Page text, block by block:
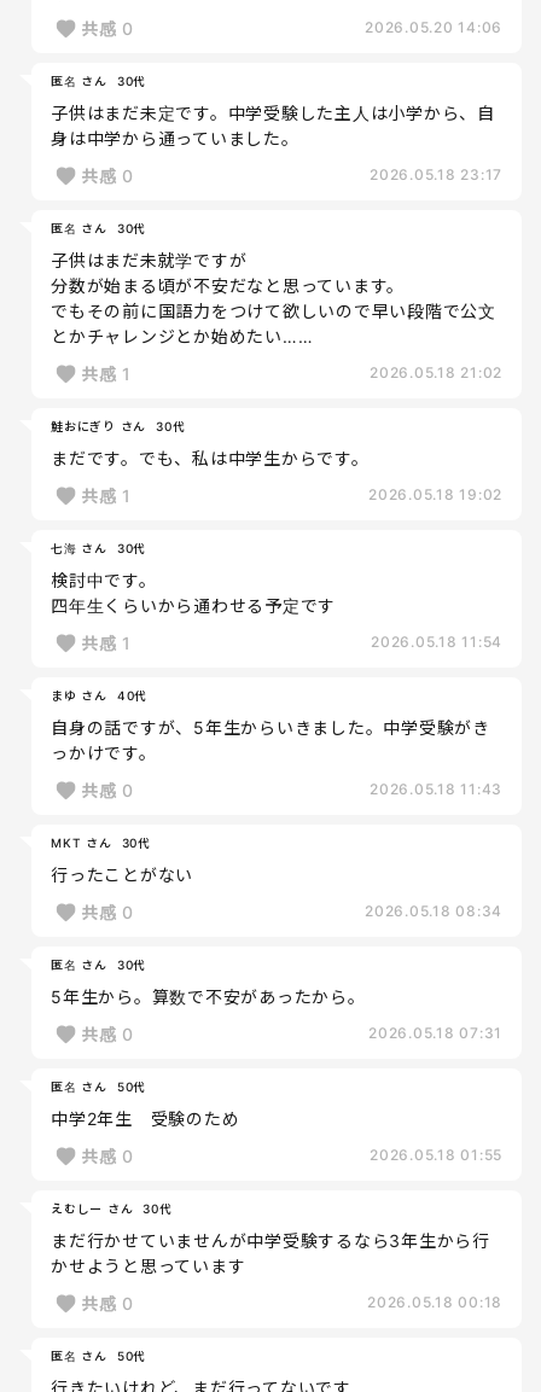
共感 0 2026.05.20 14:06
匿名 さん 30代
子供はまだ未定です。中学受験した主人は小学から、自
身は中学から通っていました。
共感 0 2026.05.18 23:17
匿名 さん 30代
子供はまだ未就学ですが
分数が始まる頃が不安だなと思っています。
でもその前に国語力をつけて欲しいので早い段階で公文
とかチャレンジとか始めたい……
共感 1 2026.05.18 21:02
鮭おにぎり さん 30代
まだです。でも、私は中学生からです。
共感 1 2026.05.18 19:02
七海 さん 30代
検討中です。
四年生くらいから通わせる予定です
共感 1 2026.05.18 11:54
まゆ さん 40代
自身の話ですが、5年生からいきました。中学受験がき
っかけです。
共感 0 2026.05.18 11:43
MKT さん 30代
行ったことがない
共感 0 2026.05.18 08:34
匿名 さん 30代
5年生から。算数で不安があったから。
共感 0 2026.05.18 07:31
匿名 さん 50代
中学2年生 受験のため
共感 0 2026.05.18 01:55
えむしー さん 30代
まだ行かせていませんが中学受験するなら3年生から行
かせようと思っています
共感 0 2026.05.18 00:18
匿名 さん 50代
行きたいけれど、まだ行ってないです